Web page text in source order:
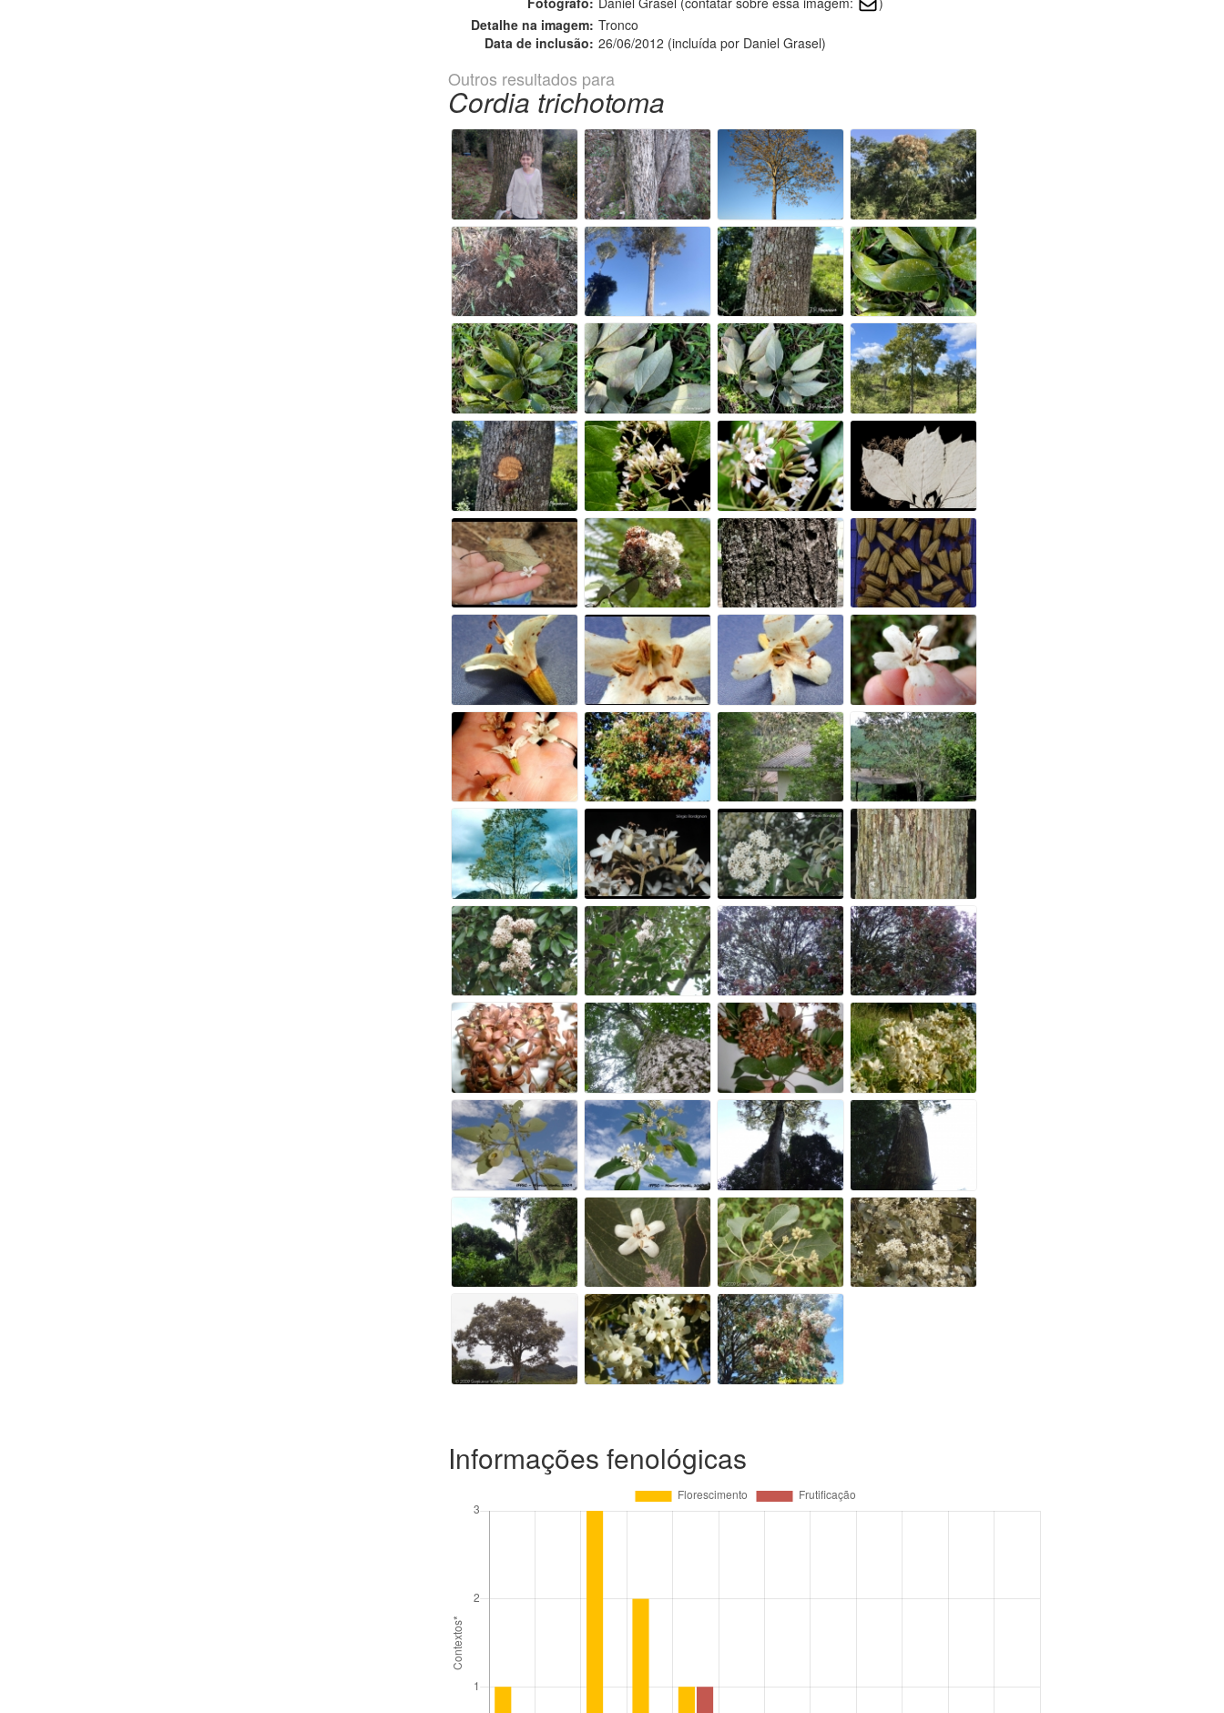
Detalhe na imagem: Tronco
Data de inclusão: 26/06/2012 (incluída por Daniel Grasel)
Outros resultados para
Cordia trichotoma
Informações fenológicas